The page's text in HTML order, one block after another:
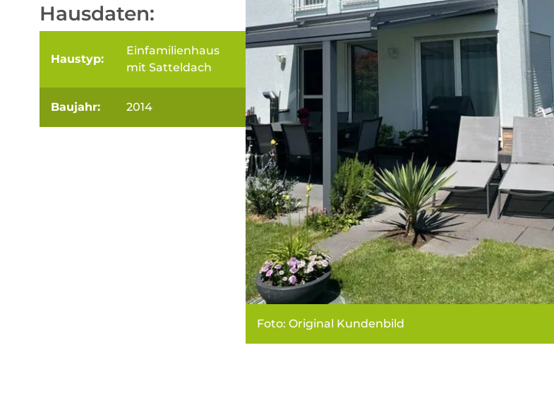
Hausdaten:
Haustyp:
Einfamilienhaus
mit Satteldach
Baujahr: 2014
Foto: Original Kundenbild